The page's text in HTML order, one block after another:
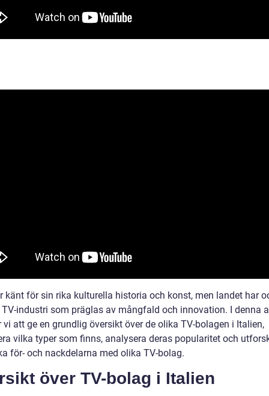
känt för sin rika kulturella historia och konst, men landet har
TV-industri som präglas av mångfald och innovation. I denna
vi att ge en grundlig översikt över de olika TV-bolagen i Italien,
vilka typer som finns, analysera deras popularitet och
för- och nackdelarna med olika TV-bolag.
över TV-bolag i Italien